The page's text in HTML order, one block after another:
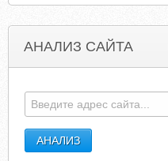
АНАЛИЗ САЙТА